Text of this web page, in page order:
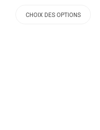
CHOIX DES OPTIONS